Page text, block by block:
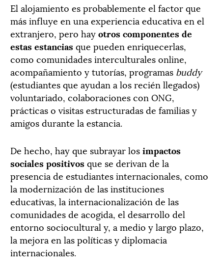
El alojamiento es probablemente el factor que
más influye en una experiencia educativa en el
extranjero, pero hayotros componentes de
estas estanciasque pueden enriquecerlas,
como comunidades interculturales online,
acompañamiento y tutorías, programas buddy
(estudiantes que ayudan a los recién llegados)
voluntariado, colaboraciones con ONG,
prácticas o visitas estructuradas de familias y
amigos durante la estancia.
De hecho, hay que subrayar losimpactos
sociales positivosque se derivan de la
presencia de estudiantes internacionales, como
la modernización de las instituciones
educativas, la internacionalización de las
comunidades de acogida, el desarrollo del
entorno sociocultural y, a medio y largo plazo,
la mejora en las políticas y diplomacia
internacionales.